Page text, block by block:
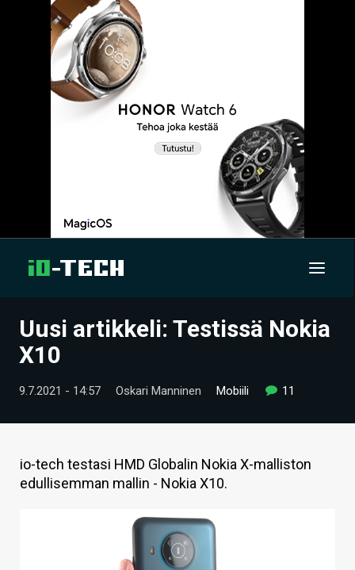
UUTISET
TIETOA
Uusi artikkeli: Testissä Nokia
X10
9.7.2021 - 14:57 Oskari Manninen Mobiili 11
io-tech testasi HMD Globalin Nokia X-malliston
edullisemman mallin - Nokia X10.